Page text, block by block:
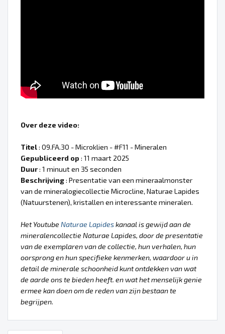
Over deze video:
Titel: 09.FA.30 - Microklien - #F11 - Mineralen
Gepubliceerd op : 11 maart 2025
Duur: 1 minuut en 35 seconden
Beschrijving: Presentatie van een mineraalmonster
van de mineralogiecollectie Microcline, Naturae Lapides
(Natuurstenen), kristallen en interessante mineralen.
Het Youtube Naturae Lapideskanaal is gewijd aan de
mineralencollectie Naturae Lapides, door de presentatie
van de exemplaren van de collectie, hun verhalen, hun
oorsprong en hun specifieke kenmerken, waardoor u in
detail de minerale schoonheid kunt ontdekken van wat
de aarde ons te bieden heeft. en wat het menselijk genie
ermee kan doen om de reden van zijn bestaan te
begrijpen.